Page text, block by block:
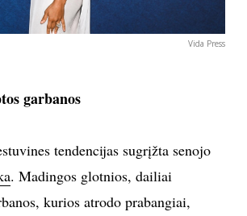
Vida Press
garbanos
tendencijas sugrįžta senojo
. Madingos glotnios, dailiai
kurios atrodo prabangiai,